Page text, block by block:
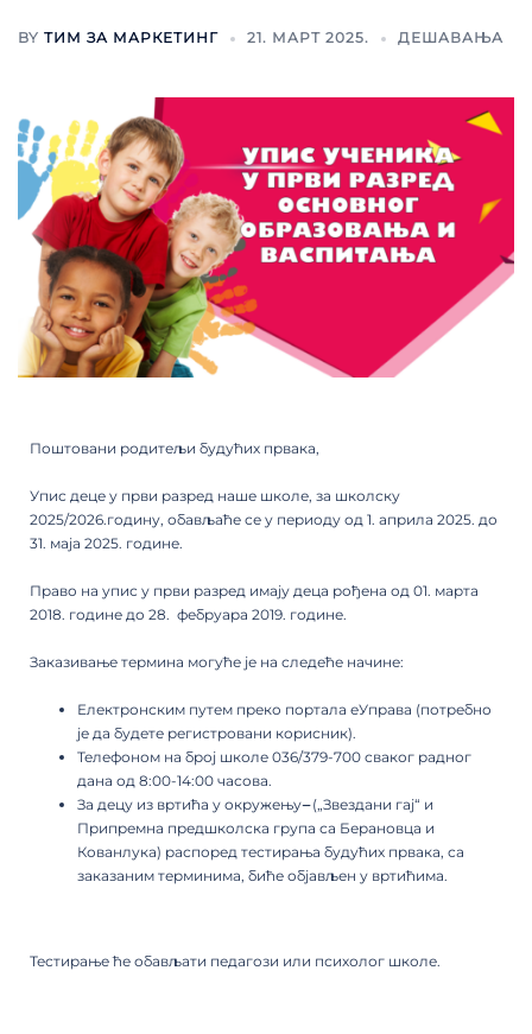
BY ТИМ ЗА МАРКЕТИНГ 21. МАРТ 2025. ДЕШАВАЊА
Поштовани родитељи будућих првака,
Упис деце у први разред наше школе, за школску
2025/2026.годину, обављаће се у периоду од 1. априла 2025. до
31. маја 2025. године.
Право на упис у први разред имају деца рођена од 01. марта
2018. године до 28. фебруара 2019. године.
Заказивање термина могуће је на следеће начине:
Електронским путем преко портала еУправа (потребно
је да будете регистровани корисник).
Телефоном на број школе 036/379-700 сваког радног
дана од 8:00-14:00 часова.
За децу из вртића у окружењу–(„Звездани гај“ и
Припремна предшколска група са Берановца и
Кованлука) распоред тестирања будућих првака, са
заказаним терминима, биће објављен у вртићима.
Тестирање ће обављати педагози или психолог школе.